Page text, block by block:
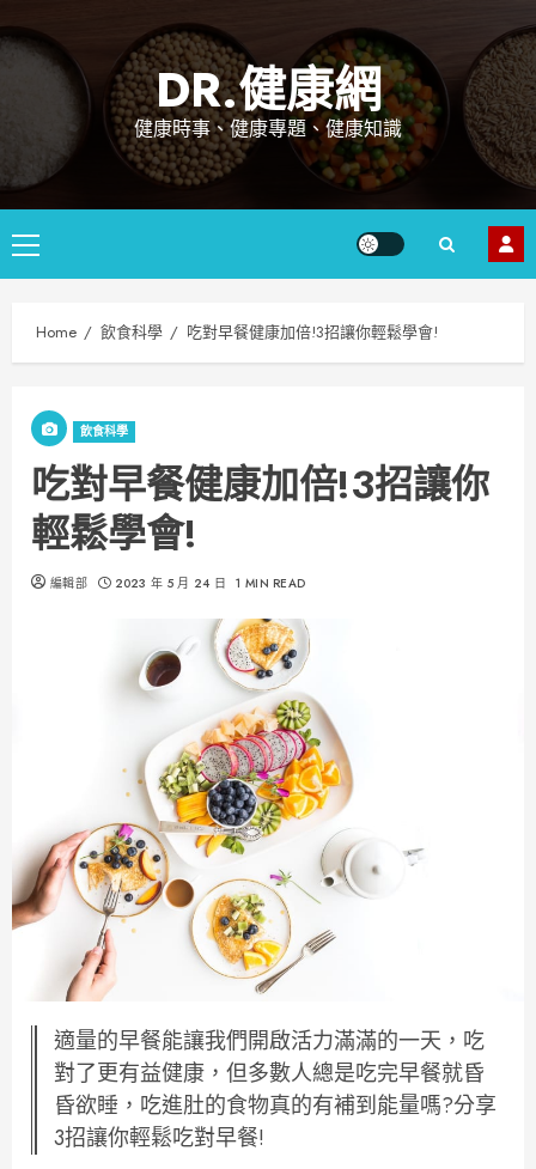
to
content
DR.健康網
健康時事、健康專題、健康知識
Primary
Menu
Home 飲食科學 吃對早餐健康加倍!3招讓你輕鬆學會!
飲食科學
吃對早餐健康加倍!3招讓你
輕鬆學會!
編輯部 2023 年 5 月 24 日 1 MIN READ
適量的早餐能讓我們開啟活力滿滿的一天，吃
對了更有益健康，但多數人總是吃完早餐就昏
昏欲睡，吃進肚的食物真的有補到能量嗎?分享
3招讓你輕鬆吃對早餐!